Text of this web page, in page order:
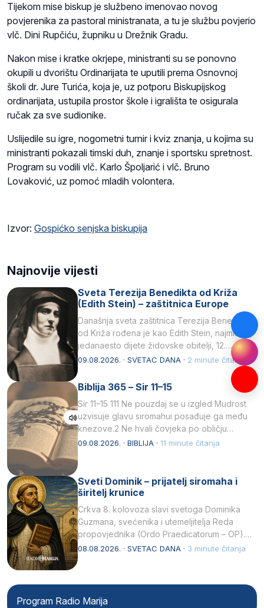
Tijekom mise biskup je službeno imenovao novog
povjerenika za pastoral ministranata, a tu je službu povjerio
vlč. Dini Rupčiću, župniku u Drežnik Gradu.
Nakon mise i kratke okrjepe, ministranti su se ponovno
okupili u dvorištu Ordinarijata te uputili prema Osnovnoj
školi dr. Jure Turića, koja je, uz potporu Biskupijskog
ordinarijata, ustupila prostor škole i igrališta te osigurala
ručak za sve sudionike.
Uslijedile su igre, nogometni turnir i kviz znanja, u kojima su
ministranti pokazali timski duh, znanje i sportsku spretnost.
Program su vodili vlč. Karlo Špoljarić i vlč. Bruno
Lovaković, uz pomoć mladih volontera.
Izvor: Gospićko senjska biskupija
Najnovije vijesti
Sveta Terezija Benedikta od Križa
(Edith Stein) – zaštitnica Europe
Današnja sveta zaštitnica Terezija Benedikta
od Križa rođena je kao Edith Stein, najmlađe,
jedanaesto dijete židovske obitelji, 12.
listopada 1891, u Wrocławu…
09.08.2026. · SVETAC DANA · 2 minute čitanja
Biblija 365 – Sir 11–15
Sir 11–15 111 Ne pouzdaj se u izgled Mudrost
uzvisuje glavu siromahui posađuje ga među
knezove.2 Ne hvali čovjeka po obličju
njegovui…
09.08.2026. · BIBLIJA · 11 minute čitanja
Sveti Dominik – prijatelj siromaha i
širitelj krunice
Crkva 8. kolovoza slavi svetoga Dominika
Guzmana, svećenika i utemeljitelja Reda
propovjednika (Ordo Praedicatorum – OP).
Svojim životom, dubokom ljubavlju prema
08.08.2026. · SVETAC DANA · 3 minute čitanja
Program Radio Marija